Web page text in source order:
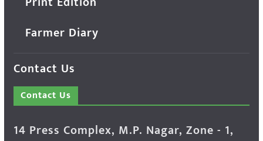
Farmer Diary
Contact Us
Contact Us
14 Press Complex, M.P. Nagar, Zone - 1,